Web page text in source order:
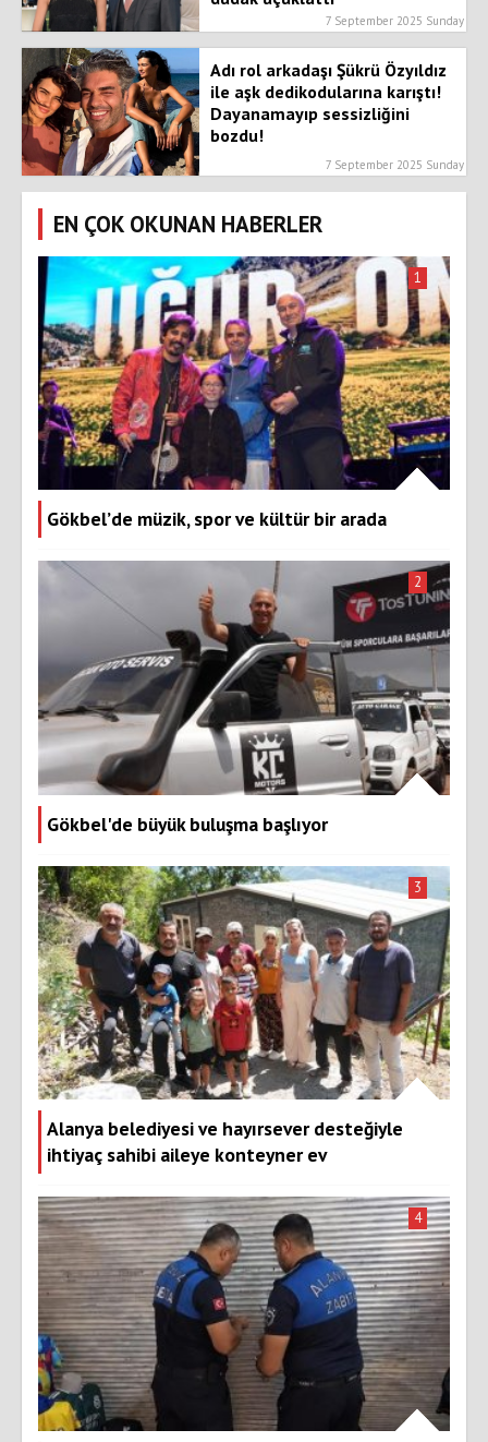
7 September 2025 Sunday
Adı rol arkadaşı Şükrü Özyıldız
ile aşk dedikodularına karıştı!
Dayanamayıp sessizliğini
bozdu!
7 September 2025 Sunday
EN ÇOK OKUNAN HABERLER
Gökbel’de müzik, spor ve kültür bir arada
1
Gökbel'de büyük buluşma başlıyor
2
Alanya belediyesi ve hayırsever desteğiyle
ihtiyaç sahibi aileye konteyner ev
3
4